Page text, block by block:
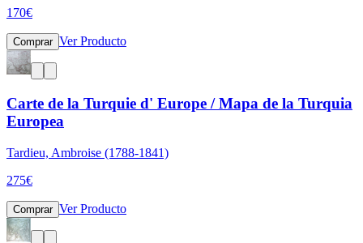
170€
Comprar Ver Producto
Carte de la Turquie d' Europe / Mapa de la Turquia
Europea
Tardieu, Ambroise (1788-1841)
275€
Comprar Ver Producto